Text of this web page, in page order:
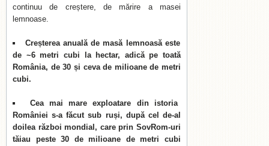
continuu de creștere, de mărire a masei
lemnoase.
Creșterea anuală de masă lemnoasă este
de ~6 metri cubi la hectar, adică pe toată
România, de 30 și ceva de milioane de metri
cubi.
Cea mai mare exploatare din istoria
României s-a făcut sub ruși, după cel de-al
doilea război mondial, care prin SovRom-uri
tăiau peste 30 de milioane de metri cubi